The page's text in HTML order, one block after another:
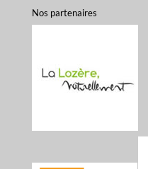
Nos partenaires